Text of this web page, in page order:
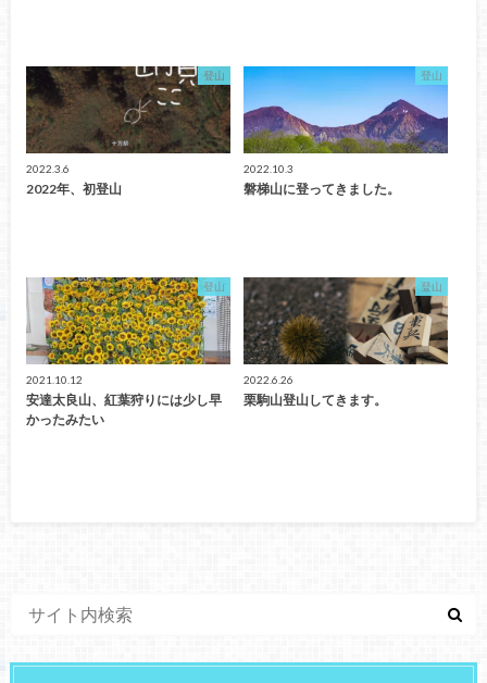
登山
2022.3.6
2022年、初登山
登山
2022.10.3
磐梯山に登ってきました。
登山
2021.10.12
安達太良山、紅葉狩りには少し早
かったみたい
登山
2022.6.26
栗駒山登山してきます。